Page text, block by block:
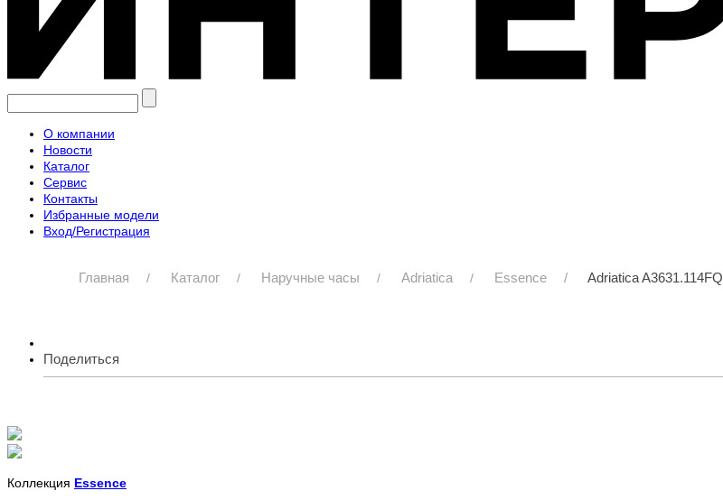
О компании
Новости
Каталог
Сервис
Контакты
Избранные модели
Вход/Регистрация
Главная Каталог Наручные часы Adriatica Essence Adriatica A3631.114FQ
Поделиться
Коллекция Essence